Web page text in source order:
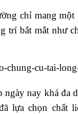
chỉ mang
trí bắt mắt như
nay khá đa
lựa chọn chất